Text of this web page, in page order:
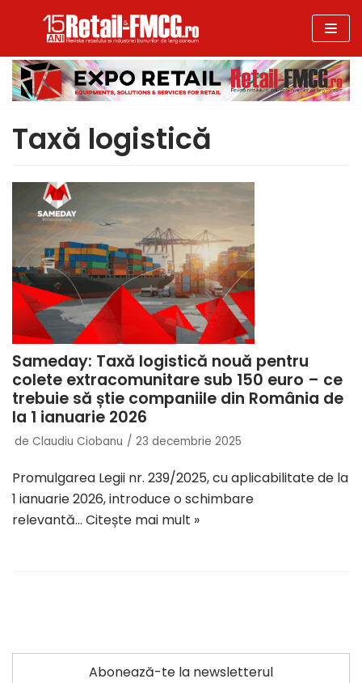
la
conținut
Taxă logistică
Sameday: Taxă logistică nouă pentru
colete extracomunitare sub 150 euro – ce
trebuie să știe companiile din România de
la 1 ianuarie 2026
de Claudiu Ciobanu 23 decembrie 2025
Promulgarea Legii nr. 239/2025, cu aplicabilitate de la
1 ianuarie 2026, introduce o schimbare
relevantă… Citește mai mult »
Abonează-te la newsletterul